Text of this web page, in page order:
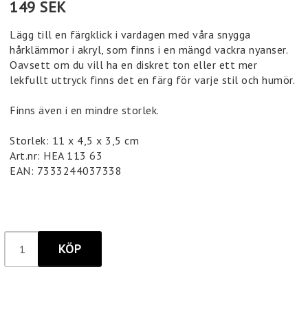
149 SEK
Lägg till en färgklick i vardagen med våra snygga
hårklämmor i akryl, som finns i en mängd vackra nyanser.
Oavsett om du vill ha en diskret ton eller ett mer
lekfullt uttryck finns det en färg för varje stil och humör.
Finns även i en mindre storlek.
Storlek: 11 x 4,5 x 3,5 cm
Art.nr: HEA 113 63
EAN: 7333244037338
KÖP